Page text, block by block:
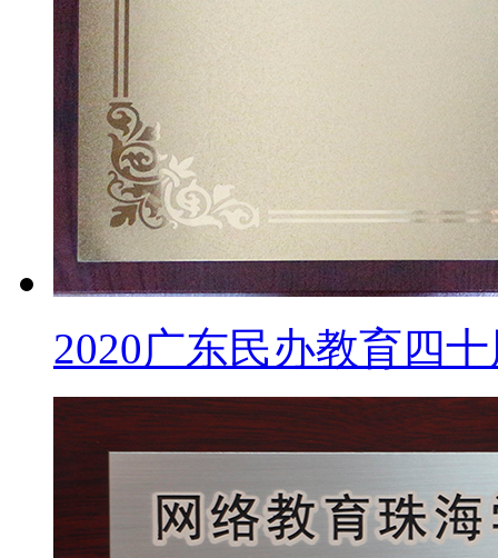
2020广东民办教育四